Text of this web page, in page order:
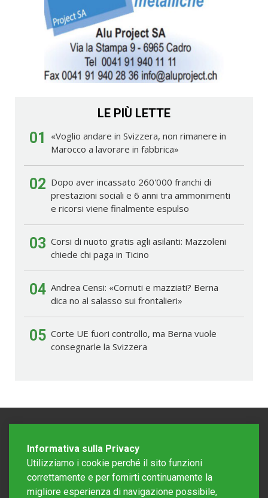
LE PIÙ LETTE
01
«Voglio andare in Svizzera, non rimanere in
Marocco a lavorare in fabbrica»
02 Dopo aver incassato 260'000 franchi di
prestazioni sociali e 6 anni tra ammonimenti
e ricorsi viene finalmente espulso
03 Corsi di nuoto gratis agli asilanti: Mazzoleni
chiede chi paga in Ticino
04 Andrea Censi: «Cornuti e mazziati? Berna
dica no al salasso sui frontalieri»
05 Corte UE fuori controllo, ma Berna vuole
consegnarle la Svizzera
Informativa sulla Privacy
Utilizziamo i cookie perché il sito funzioni
correttamente e per fornirti continuamente la
migliore esperienza di navigazione possibile,